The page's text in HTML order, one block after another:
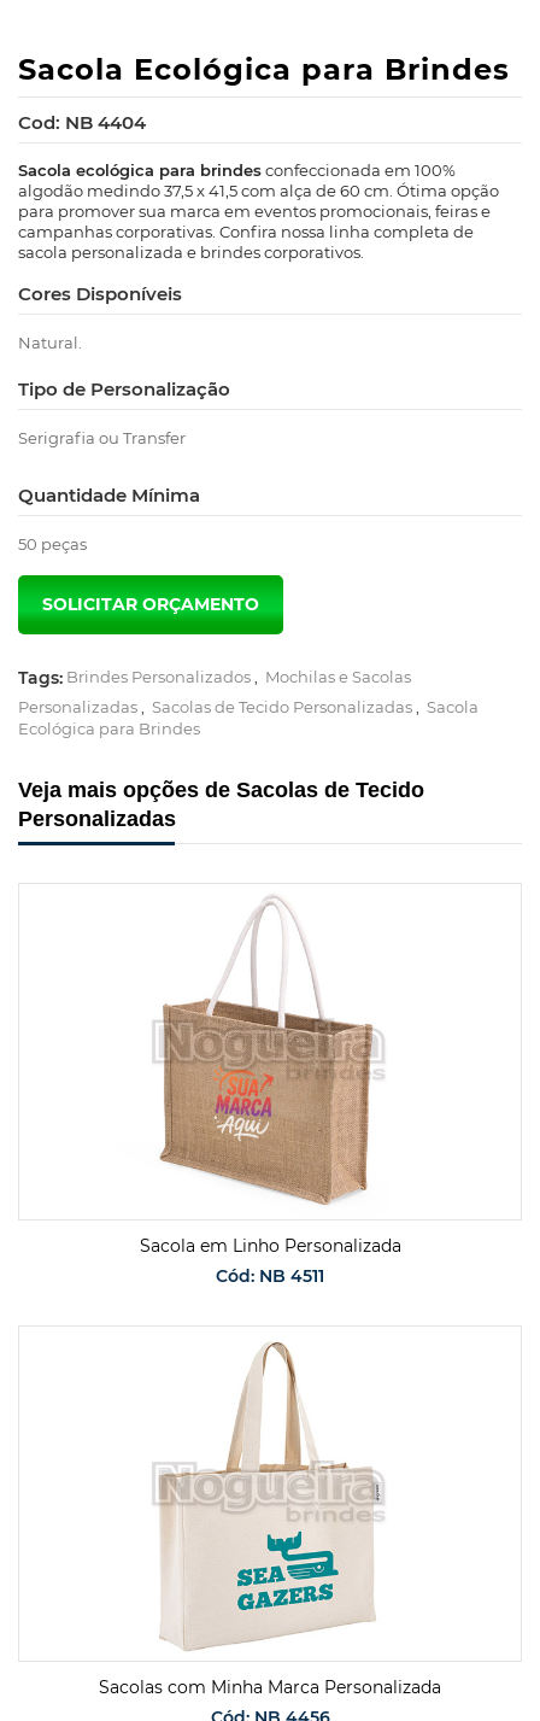
Sacola Ecológica para Brindes
Cod: NB 4404
Sacola ecológica para brindesconfeccionada em 100%
algodão medindo 37,5 x 41,5 com alça de 60 cm. Ótima opção
para promover sua marca em eventos promocionais, feiras e
campanhas corporativas. Confira nossa linha completa de
sacola personalizada e brindes corporativos.
Cores Disponíveis
Natural.
Tipo de Personalização
Serigrafia ou Transfer
Quantidade Mínima
50 peças
Tags: Brindes Personalizados
Mochilas e Sacolas
Personalizadas
Sacolas de Tecido Personalizadas
Sacola
Ecológica para Brindes
Veja mais opções de Sacolas de Tecido
Personalizadas
Sacola em Linho Personalizada
Cód: NB 4511
SOLICITAR ORÇAMENTO
Sacolas com Minha Marca Personalizada